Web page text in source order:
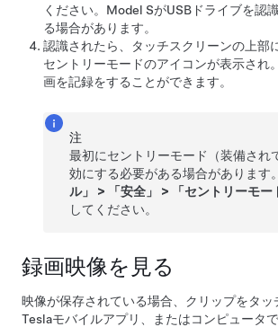
ください。 Model SがUSBドライブを認
る場合があります。
認識されたら、
タッチスクリーンの上部
セントリーモードのアイコンが表示され。
画を記録をすることができます。
注
最初にセントリーモード
（装備され
効にする必要がある場合があります。
ル」
> 「安全」 > 「セントリーモー
してください。
録画映像を見る
映像が保存されている場合、クリップをタッ
Teslaモバイルアプリ、またはコンピュータ